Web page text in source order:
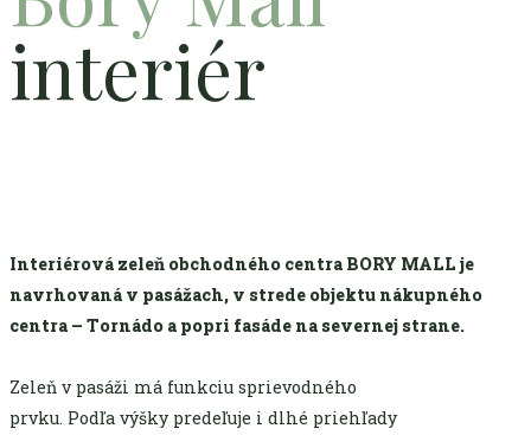
interiér
Interiérová zeleň obchodného centra BORY MALL je
navrhovaná v pasážach, v strede objektu nákupného
centra – Tornádo a popri fasáde na severnej strane.
Zeleň v pasáži má funkciu sprievodného
prvku. Podľa výšky predeľuje i dlhé priehľady